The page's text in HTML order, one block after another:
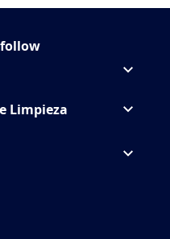
follow
MrMuscle en
in a new tab)
Limpieza